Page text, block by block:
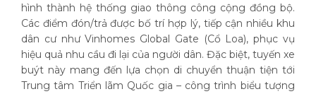
hình thành hệ thống giao thông công cộng đồng bộ.
Các điểm đón/trả được bố trí hợp lý, tiếp cận nhiều khu
dân cư như Vinhomes Global Gate (Cổ Loa), phục vụ
hiệu quả nhu cầu đi lại của người dân. Đặc biệt, tuyến xe
buýt này mang đến lựa chọn di chuyển thuận tiện tới
Trung tâm Triển lãm Quốc gia – công trình biểu tượng